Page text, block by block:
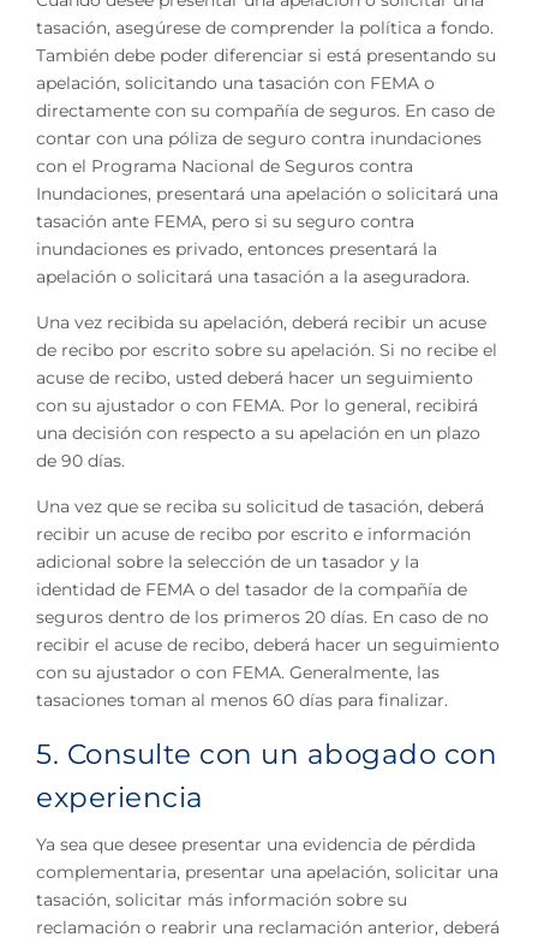
tasación, asegúrese de comprender la política a fondo.
También debe poder diferenciar si está presentando su
apelación, solicitando una tasación con FEMA o
directamente con su compañía de seguros. En caso de
contar con una póliza de seguro contra inundaciones
con el Programa Nacional de Seguros contra
Inundaciones, presentará una apelación o solicitará una
tasación ante FEMA, pero si su seguro contra
inundaciones es privado, entonces presentará la
apelación o solicitará una tasación a la aseguradora.
Una vez recibida su apelación, deberá recibir un acuse
de recibo por escrito sobre su apelación. Si no recibe el
acuse de recibo, usted deberá hacer un seguimiento
con su ajustador o con FEMA. Por lo general, recibirá
una decisión con respecto a su apelación en un plazo
de 90 días.
Una vez que se reciba su solicitud de tasación, deberá
recibir un acuse de recibo por escrito e información
adicional sobre la selección de un tasador y la
identidad de FEMA o del tasador de la compañía de
seguros dentro de los primeros 20 días. En caso de no
recibir el acuse de recibo, deberá hacer un seguimiento
con su ajustador o con FEMA. Generalmente, las
tasaciones toman al menos 60 días para finalizar.
5. Consulte con un abogado con
experiencia
Ya sea que desee presentar una evidencia de pérdida
complementaria, presentar una apelación, solicitar una
tasación, solicitar más información sobre su
reclamación o reabrir una reclamación anterior, deberá